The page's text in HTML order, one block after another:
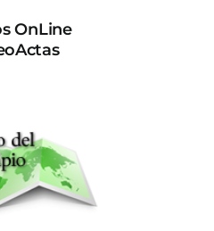
OnLine